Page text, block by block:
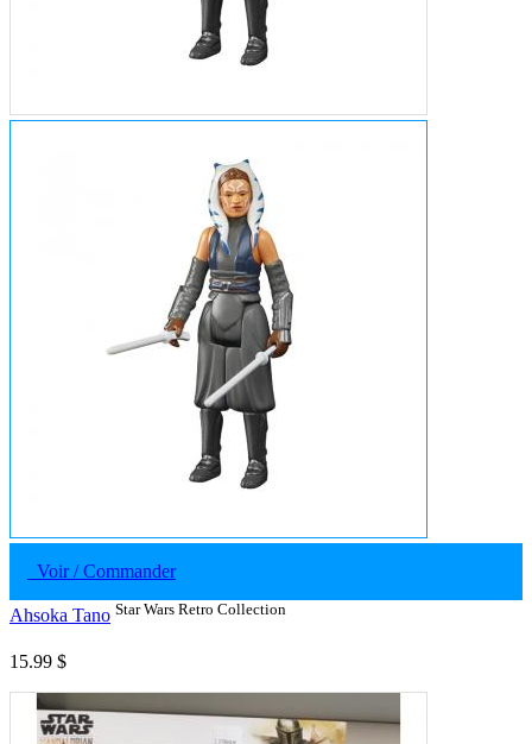
Voir / Commander
Ahsoka Tano Star Wars Retro Collection
15.99 $